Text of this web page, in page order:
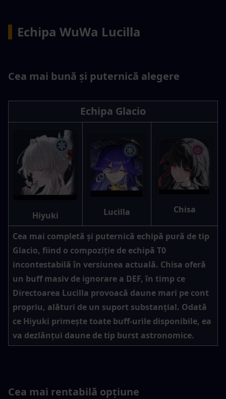
Echipa WuWa Lucilla
Cea mai bună și puternică alegere
Echipa Glacio
Hiyuki Lucilla Chisa
Cea mai completă și puternică echipă pură de tip
Glacio, fiind o compoziție de echipă T0
incontestabilă în versiunea actuală. Chisa oferă
un buff masiv de ignorare a DEF, în timp ce
Directoarea Lucilla provoacă daune mari pe cont
propriu, alături de un suport substanțial. Odată
ce Hiyuki primește toate buff-urile disponibile, ea
va dezlănțui daune de tip burst astronomice.
Cea mai rentabilă opțiune